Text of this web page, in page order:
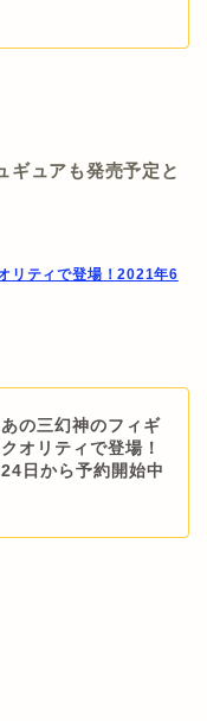
ギュアも発売予定と
リティで登場！2021年6
あの三幻神のフィギ
オリティで登場！
日から予約開始中